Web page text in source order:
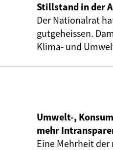
Stillstand in der
Der Nationalrat
gutgeheissen.
Klima- und
Umwelt-,
mehr
Eine Mehrheit